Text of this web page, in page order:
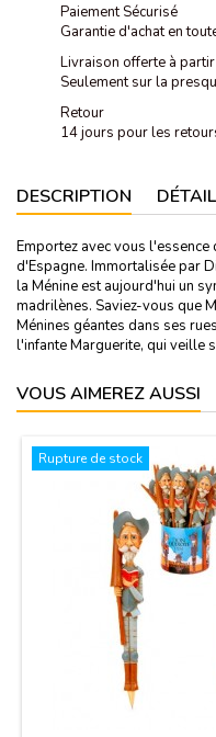
Paiement Sécurisé
Garantie d'achat en
Livraison offerte à
Seulement sur la
Retour
14 jours pour les
DESCRIPTION
Emportez avec vous
d'Espagne. Immortalisée par
la Ménine est aujourd'hui un
madrilènes. Saviez-vous que
Ménines géantes dans ses
l'infante Marguerite, qui veille
VOUS AIMEREZ AUSSI
Rupture de stock